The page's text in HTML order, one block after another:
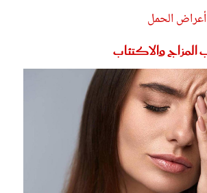
أعراض الحمل